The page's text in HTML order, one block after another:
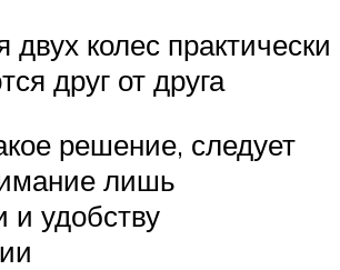
колес практически
друг от друга
решение, следует
лишь
и удобству